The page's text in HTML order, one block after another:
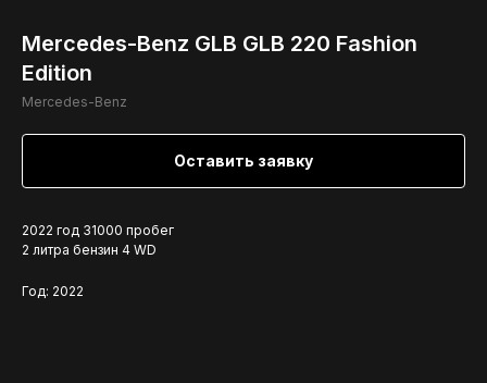
Mercedes-Benz GLB GLB 220 Fashion
Edition
Mercedes-Benz
Оставить заявку
2022 год 31000 пробег
2 литра бензин 4 WD
Год: 2022